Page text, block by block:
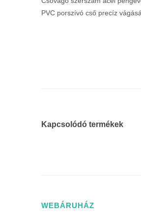
PVC porszívó cső precíz
Kapcsolódó termékek
WEBÁRUHÁZ